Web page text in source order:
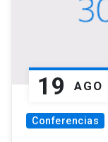
19 AGO
Conferencias